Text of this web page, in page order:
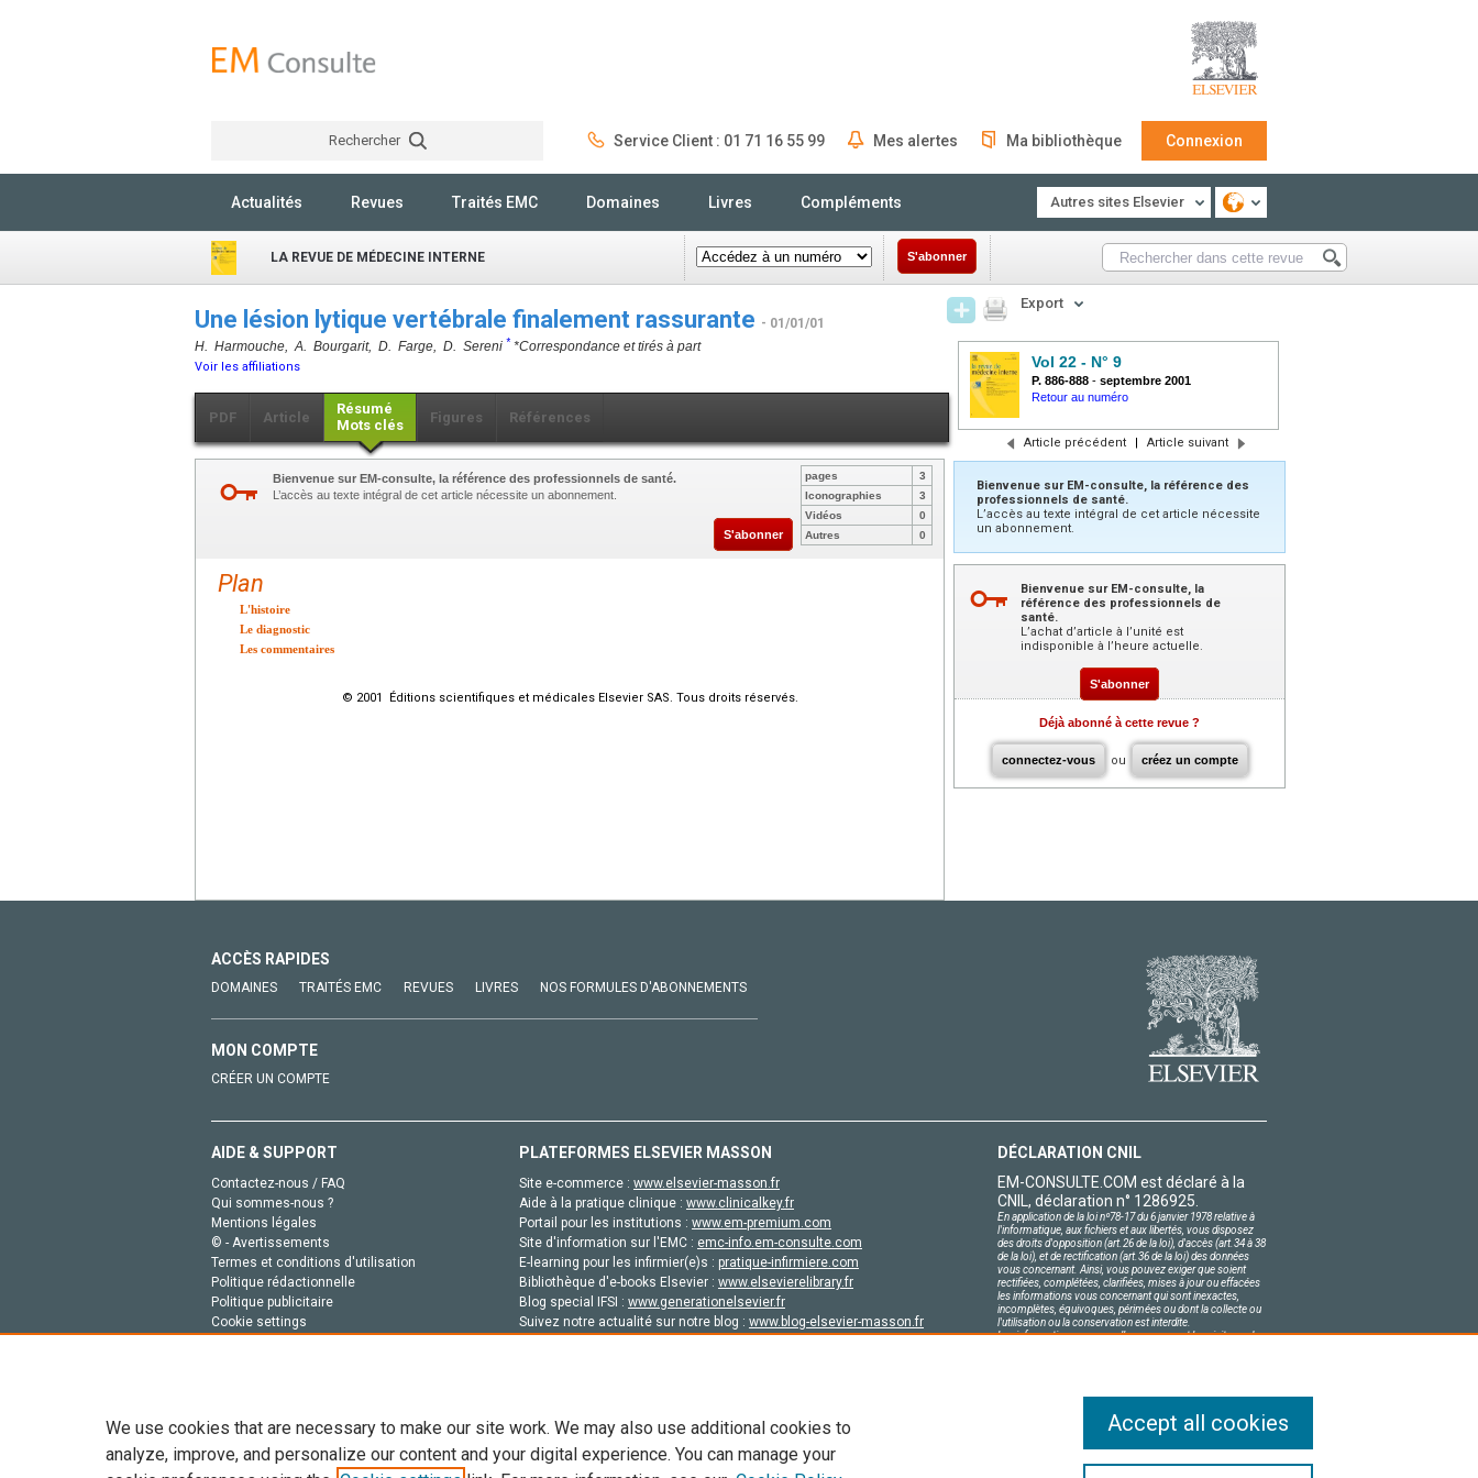
Rechercher Service Client : 01 71 16 55 99 Mes alertes Ma bibliothèque Connexion
Actualités Revues Traités EMC Domaines Livres Compléments Autres sites Elsevier
LA REVUE DE MÉDECINE INTERNE S'abonner
Une lésion lytique vertébrale finalement rassurante - 01/01/01
H. Harmouche, A. Bourgarit, D. Farge, D. Sereni * *Correspondance et tirés à part
Voir les affiliations
PDF Article
Résumé
Mots clés
Figures Références
Bienvenue sur EM-consulte, la référence des professionnels de santé.
L’accès au texte intégral de cet article nécessite un abonnement.
S'abonner
pages
3
Iconographies
3
Vidéos
0
Autres
0
Plan
L'histoire
Le diagnostic
Les commentaires
© 2001 Éditions scientifiques et médicales Elsevier SAS. Tous droits réservés.
Export
Vol 22 - N° 9
P. 886-888 - septembre 2001
Retour au numéro
Article précédent | Article suivant
Bienvenue sur EM-consulte, la référence des
professionnels de santé.
L’accès au texte intégral de cet article nécessite
un abonnement.
Bienvenue sur EM-consulte, la
référence des professionnels de
santé.
L’achat d’article à l’unité est
indisponible à l’heure actuelle.
S'abonner
Déjà abonné à cette revue ?
connectez-vous ou créez un compte
ACCÈS RAPIDES
DOMAINES TRAITÉS EMC REVUES LIVRES NOS FORMULES D'ABONNEMENTS
MON COMPTE
CRÉER UN COMPTE
AIDE & SUPPORT
Contactez-nous / FAQ
Qui sommes-nous ?
Mentions légales
© - Avertissements
Termes et conditions d'utilisation
Politique rédactionnelle
Politique publicitaire
Cookie settings
PLATEFORMES ELSEVIER MASSON
Site e-commerce : www.elsevier-masson.fr
Aide à la pratique clinique : www.clinicalkey.fr
Portail pour les institutions : www.em-premium.com
Site d'information sur l'EMC : emc-info.em-consulte.com
E-learning pour les infirmier(e)s : pratique-infirmiere.com
Bibliothèque d'e-books Elsevier : www.elsevierelibrary.fr
Blog special IFSI : www.generationelsevier.fr
Suivez notre actualité sur notre blog : www.blog-elsevier-masson.fr
DÉCLARATION CNIL
EM-CONSULTE.COM est déclaré à la
CNIL, déclaration n° 1286925.
En application de la loi nº78-17 du 6 janvier 1978 relative à
l'informatique, aux fichiers et aux libertés, vous disposez
des droits d'opposition (art.26 de la loi), d'accès (art.34 à 38
de la loi), et de rectification (art.36 de la loi) des données
vous concernant. Ainsi, vous pouvez exiger que soient
rectifiées, complétées, clarifiées, mises à jour ou effacées
les informations vous concernant qui sont inexactes,
incomplètes, équivoques, périmées ou dont la collecte ou
l'utilisation ou la conservation est interdite.
Les informations personnelles concernant les visiteurs de
We use cookies that are necessary to make our site work. We may also use additional cookies to
analyze, improve, and personalize our content and your digital experience. You can manage your
Accept all cookies